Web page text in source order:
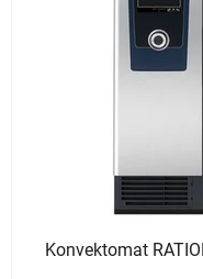
Konvektomat